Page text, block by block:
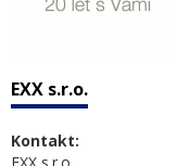
EXX s.r.o.
Kontakt: